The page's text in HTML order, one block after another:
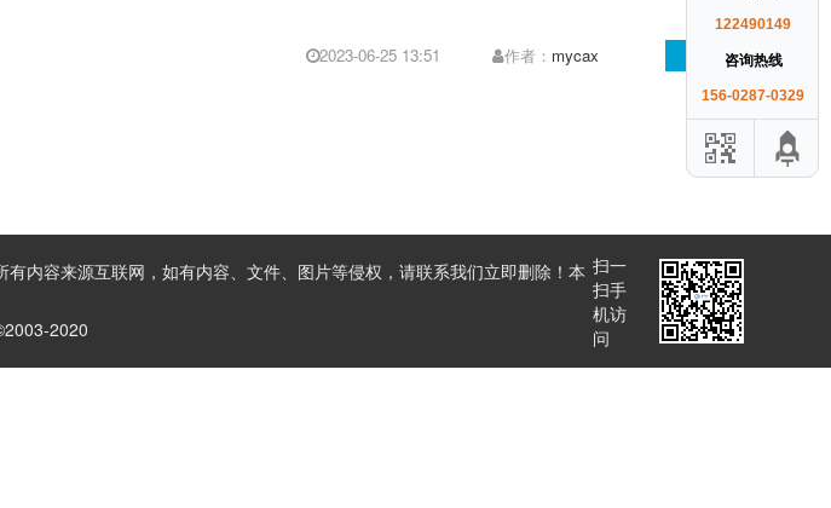
122490149
咨询热线
156-0287-0329
2023-06-25 13:51 作者： mycax 阅读全文
内容来源互联网，如有内容、文件、图片等侵权，请联系我们立即删除！本
2020
扫一
扫手
机访
问